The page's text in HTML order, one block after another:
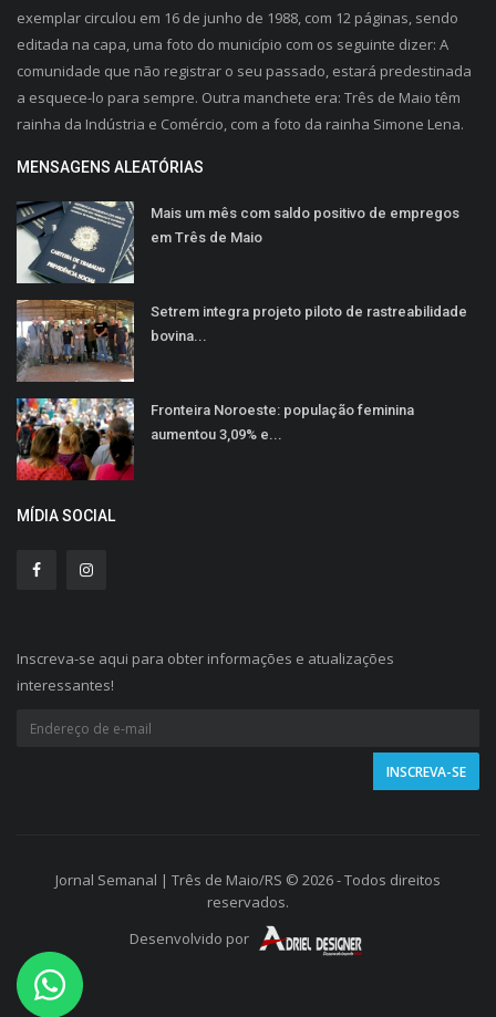
exemplar circulou em 16 de junho de 1988, com 12 páginas, sendo
editada na capa, uma foto do município com os seguinte dizer: A
comunidade que não registrar o seu passado, estará predestinada
a esquece-lo para sempre. Outra manchete era: Três de Maio têm
rainha da Indústria e Comércio, com a foto da rainha Simone Lena.
MENSAGENS ALEATÓRIAS
Mais um mês com saldo positivo de empregos
em Três de Maio
Setrem integra projeto piloto de rastreabilidade
bovina...
Fronteira Noroeste: população feminina
aumentou 3,09% e...
MÍDIA SOCIAL
Inscreva-se aqui para obter informações e atualizações
interessantes!
Jornal Semanal | Três de Maio/RS © 2026 - Todos direitos
reservados.
Desenvolvido por